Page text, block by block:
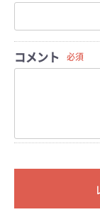
コメント 必須